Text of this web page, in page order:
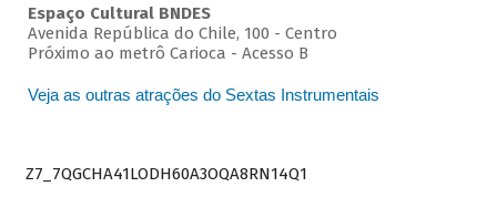
Espaço Cultural BNDES
Avenida República do Chile, 100 - Centro
Próximo ao metrô Carioca - Acesso B
Veja as outras atrações do Sextas Instrumentais
Z7_7QGCHA41LODH60A3OQA8RN14Q1